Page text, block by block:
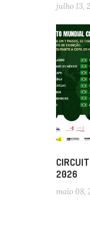
julho 13,
2026
maio 08,